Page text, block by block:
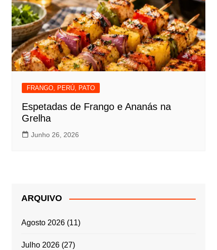
FRANGO, PERÚ, PATO
Espetadas de Frango e Ananás na
Grelha
Junho 26, 2026
ARQUIVO
Agosto 2026(11)
Julho 2026(27)